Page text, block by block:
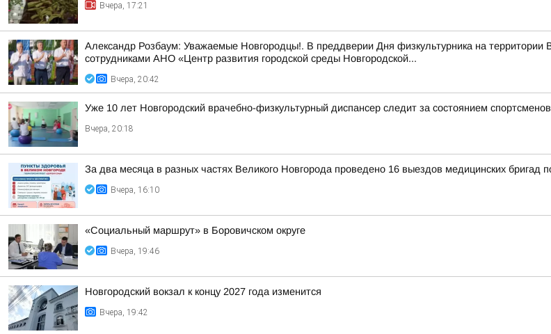
Вчера, 17:21
Александр Розбаум: Уважаемые Новгородцы!. В преддверии Дня физкультурника на территории
сотрудниками АНО «Центр развития городской среды Новгородской...
Вчера, 20:42
Уже 10 лет Новгородский врачебно-физкультурный диспансер следит за состоянием
Вчера, 20:18
За два месяца в разных частях Великого Новгорода проведено 16 выездов медицинских бригад
Вчера, 16:10
«Социальный маршрут» в Боровичском округе
Вчера, 19:46
Новгородский вокзал к концу 2027 года изменится
Вчера, 19:42